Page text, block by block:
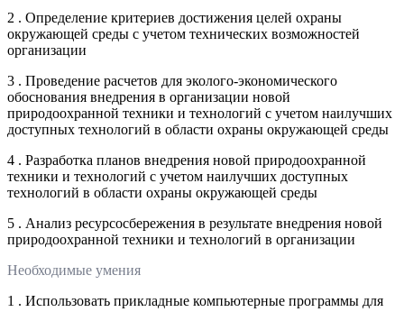
2 . Определение критериев достижения целей охраны
окружающей среды с учетом технических возможностей
организации
3 . Проведение расчетов для эколого-экономического
обоснования внедрения в организации новой
природоохранной техники и технологий с учетом наилучших
доступных технологий в области охраны окружающей среды
4 . Разработка планов внедрения новой природоохранной
техники и технологий с учетом наилучших доступных
технологий в области охраны окружающей среды
5 . Анализ ресурсосбережения в результате внедрения новой
природоохранной техники и технологий в организации
Необходимые умения
1 . Использовать прикладные компьютерные программы для